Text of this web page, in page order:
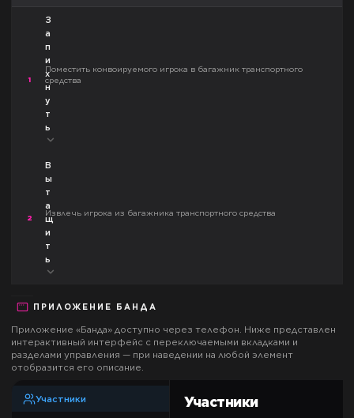
1
З
а
п
и
х
н
у
т
ь
Поместить конвоируемого игрока в багажник транспортного
средства
2
В
ы
т
а
щ
и
т
ь
Извлечь игрока из багажника транспортного средства
ПРИЛОЖЕНИЕ БАНДА
Приложение «Банда» доступно через телефон. Ниже представлен
интерактивный интерфейс с переключаемыми вкладками и
разделами управления — при наведении на любой элемент
отобразится его описание.
Участники Участники